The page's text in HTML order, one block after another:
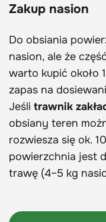
Zakup nasion
Do obsiania
nasion, ale że
warto kupić około
zapas na
Jeśli trawnik
obsiany teren
rozwiesza się ok.
powierzchnia jest
trawę (4–5 kg